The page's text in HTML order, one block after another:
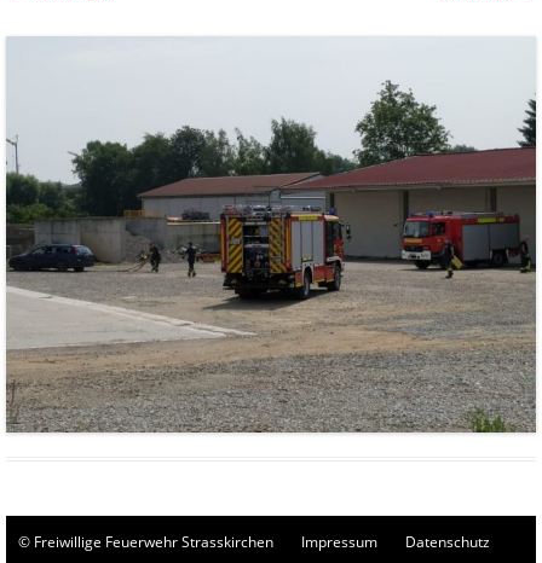
© Freiwillige Feuerwehr Strasskirchen Impressum Datenschutz